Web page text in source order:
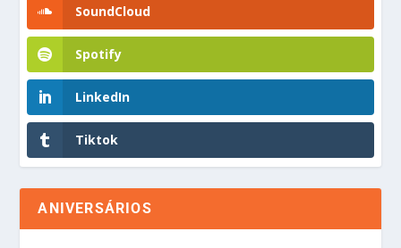
SoundCloud
Spotify
LinkedIn
Tiktok
ANIVERSÁRIOS